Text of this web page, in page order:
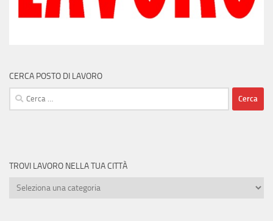
CERCA POSTO DI LAVORO
Ricerca
per:
TROVI LAVORO NELLA TUA CITTÀ
Trovi